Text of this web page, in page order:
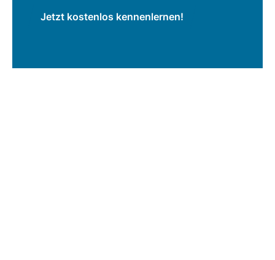
Jetzt kostenlos kennenlernen!